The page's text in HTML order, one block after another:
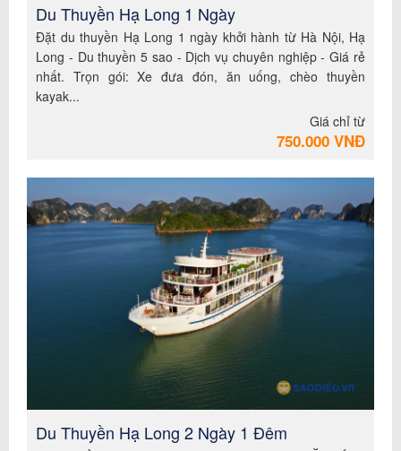
Du Thuyền Hạ Long 1 Ngày
Đặt du thuyền Hạ Long 1 ngày khởi hành từ Hà Nội, Hạ
Long - Du thuyền 5 sao - Dịch vụ chuyên nghiệp - Giá rẻ
nhất. Trọn gói: Xe đưa đón, ăn uống, chèo thuyền
kayak...
Giá chỉ từ
750.000 VNĐ
Du Thuyền Hạ Long 2 Ngày 1 Đêm